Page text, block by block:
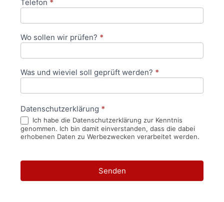
Telefon *
Wo sollen wir prüfen? *
Was und wieviel soll geprüft werden? *
Datenschutzerklärung *
Ich habe die Datenschutzerklärung zur Kenntnis
genommen. Ich bin damit einverstanden, dass die dabei
erhobenen Daten zu Werbezwecken verarbeitet werden.
Senden